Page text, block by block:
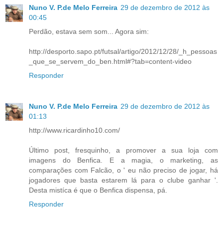
Nuno V. P.de Melo Ferreira 29 de dezembro de 2012 às
00:45
Perdão, estava sem som... Agora sim:
http://desporto.sapo.pt/futsal/artigo/2012/12/28/_h_pessoas
_que_se_servem_do_ben.html#?tab=content-video
Responder
Nuno V. P.de Melo Ferreira 29 de dezembro de 2012 às
01:13
http://www.ricardinho10.com/
Último post, fresquinho, a promover a sua loja com
imagens do Benfica. E a magia, o marketing, as
comparações com Falcão, o ' eu não preciso de jogar, há
jogadores que basta estarem lá para o clube ganhar '.
Desta mistíca é que o Benfica dispensa, pá.
Responder